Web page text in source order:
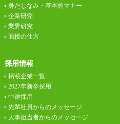
身だしなみ・基本的マナー
企業研究
業界研究
面接の仕方
採用情報
掲載企業一覧
2027年新卒採用
中途採用
先輩社員からのメッセージ
人事担当者からのメッセージ